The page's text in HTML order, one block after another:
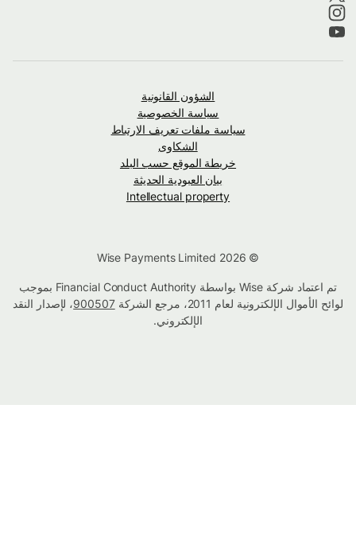
الشؤون القانونية
سياسة الخصوصية
سياسة ملفات تعريف الارتباط
الشكاوى
خريطة الموقع حسب البلد
بيان العبودية الحديثة
Intellectual property
تم اعتماد شركة Wise بواسطة Financial Conduct Authority بموجب
لوائح الأموال الإلكترونية لعام 2011، مرجع الشركة
900507، لإصدار النقد
الإلكتروني.